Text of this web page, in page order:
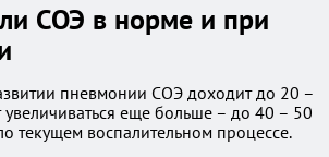
СОЭ в норме и при
пневмонии СОЭ доходит до 20 –
еще больше – до 40 – 50
текущем воспалительном процессе.